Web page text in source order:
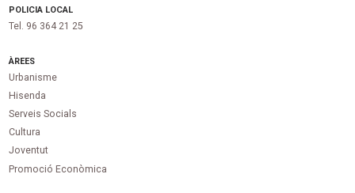
POLICIA LOCAL
Tel. 96 364 21 25
ÀREES
Urbanisme
Hisenda
Serveis Socials
Cultura
Joventut
Promoció Econòmica